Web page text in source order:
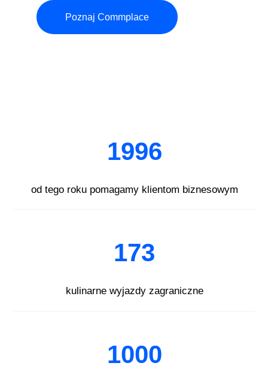
Poznaj Commplace
1996
od tego roku pomagamy klientom biznesowym
173
kulinarne wyjazdy zagraniczne
1000